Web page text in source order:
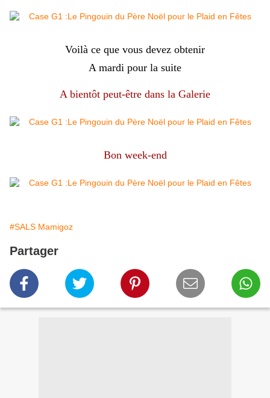
Voilà ce que vous devez obtenir
A mardi pour la suite
A bientôt peut-être dans la Galerie
Bon week-end
#SALS Mamigoz
Partager